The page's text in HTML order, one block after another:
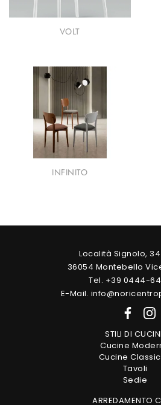
VOLT
INFINITO
Località Signolo, 34
36054 Montebello
Tel. +39 0444-
E-Mail.
STILI DI
Cucine
Cucine
Tavoli
Sedie
ARREDAMENTO